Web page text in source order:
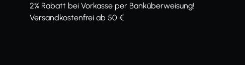
2% Rabatt bei Vorkasse per Banküberweisung!
Versandkostenfrei ab 50 €